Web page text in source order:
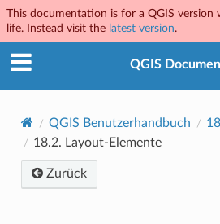
This documentation is for a QGIS version
life. Instead visit the latest version.
QGIS
QGIS Benutzerhandbuch
18.2. Layout-Elemente
Zurück